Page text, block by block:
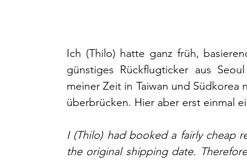
Ich (Thilo) hatte ganz früh,
günstiges Rückflugticker aus
meiner Zeit in Taiwan und
überbrücken. Hier aber erst einmal
I (Thilo) had booked a fairly cheap
the original shipping date.